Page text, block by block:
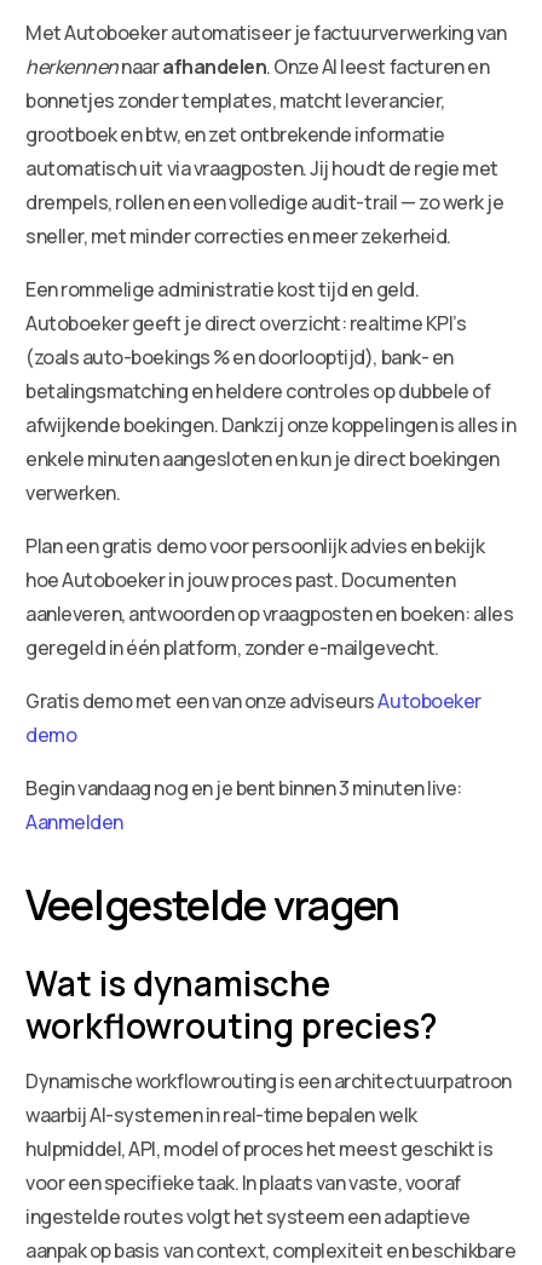
Met Autoboeker automatiseer je factuurverwerking van
herkennennaarafhandelen. Onze AI leest facturen en
bonnetjes zonder templates, matcht leverancier,
grootboek en btw, en zet ontbrekende informatie
automatisch uit via vraagposten. Jij houdt de regie met
drempels, rollen en een volledige audit-trail — zo werk je
sneller, met minder correcties en meer zekerheid.
Een rommelige administratie kost tijd en geld.
Autoboeker geeft je direct overzicht: realtime KPI’s
(zoals auto-boekings % en doorlooptijd), bank- en
betalingsmatching en heldere controles op dubbele of
afwijkende boekingen. Dankzij onze koppelingen is alles in
enkele minuten aangesloten en kun je direct boekingen
verwerken.
Plan een gratis demo voor persoonlijk advies en bekijk
hoe Autoboeker in jouw proces past. Documenten
aanleveren, antwoorden op vraagposten en boeken: alles
geregeld in één platform, zonder e-mailgevecht.
Gratis demo met een van onze adviseursAutoboeker
demo
Begin vandaag nog en je bent binnen 3 minuten live:
Aanmelden
Veelgestelde vragen
Wat is dynamische
workflowrouting precies?
Dynamische workflowrouting is een architectuurpatroon
waarbij AI-systemen in real-time bepalen welk
hulpmiddel, API, model of proces het meest geschikt is
voor een specifieke taak. In plaats van vaste, vooraf
ingestelde routes volgt het systeem een adaptieve
aanpak op basis van context, complexiteit en beschikbare